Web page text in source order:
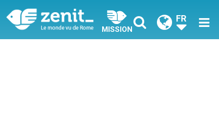
MISSION
FR